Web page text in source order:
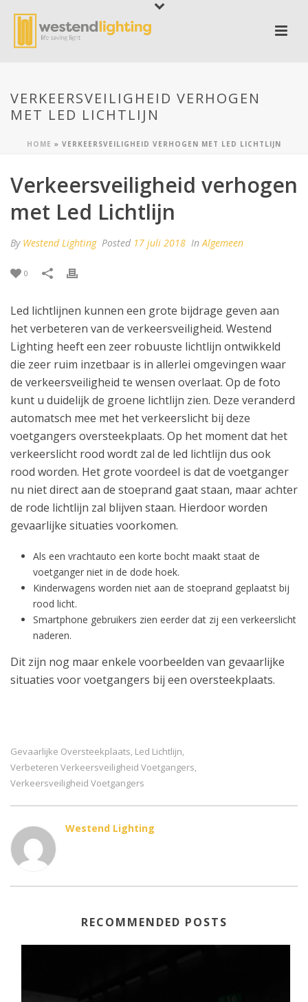
VERKEERSVEILIGHEID VERHOGEN
MET LED LICHTLIJN
HOME » VERKEERSVEILIGHEID VERHOGEN MET LED LICHTLIJN
Verkeersveiligheid verhogen
met Led Lichtlijn
By Westend Lighting Posted 17 juli 2018 InAlgemeen
0
Led lichtlijnen kunnen een grote bijdrage geven aan
het verbeteren van de verkeersveiligheid. Westend
Lighting heeft een zeer robuuste lichtlijn ontwikkeld
die zeer ruim inzetbaar is in allerlei omgevingen waar
de verkeersveiligheid te wensen overlaat. Op de foto
kunt u duidelijk de groene lichtlijn zien. Deze veranderd
automatsch mee met het verkeerslicht bij deze
voetgangers oversteekplaats. Op het moment dat het
verkeerslicht rood wordt zal de led lichtlijn dus ook
rood worden. Het grote voordeel is dat de voetganger
nu niet direct aan de stoeprand gaat staan, maar achter
de rode lichtlijn zal blijven staan. Hierdoor worden
gevaarlijke situaties voorkomen.
Als een vrachtauto een korte bocht maakt staat de
voetganger niet in de dode hoek.
Kinderwagens worden niet aan de stoeprand geplaatst bij
rood licht.
Smartphone gebruikers zien eerder dat zij een verkeerslicht
naderen.
Dit zijn nog maar enkele voorbeelden van gevaarlijke
situaties voor voetgangers bij een oversteekplaats.
Gevaarlijke Oversteekplaats, Led Lichtlijn,
Verbeteren Verkeersveiligheid Voetgangers,
Verkeersveiligheid Voetgangers
Westend Lighting
RECOMMENDED POSTS